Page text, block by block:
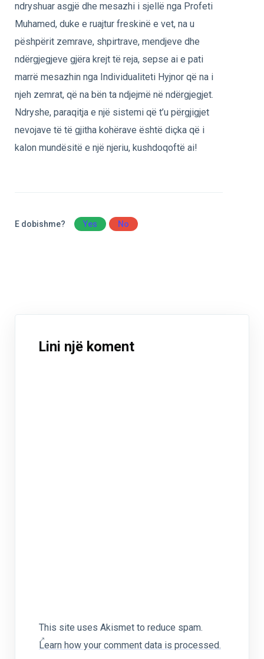
ndryshuar asgjë dhe mesazhi i sjellë nga Profeti
Muhamed, duke e ruajtur freskinë e vet, na u
pëshpërit zemrave, shpirtrave, mendjeve dhe
ndërgjegjeve gjëra krejt të reja, sepse ai e pati
marrë mesazhin nga Individualiteti Hyjnor që na i
njeh zemrat, që na bën ta ndjejmë në ndërgjegjet.
Ndryshe, paraqitja e një sistemi që t’u përgjigjet
nevojave të të gjitha kohërave është diçka që i
kalon mundësitë e një njeriu, kushdoqoftë ai!
E dobishme? Yes No
Lini një koment
This site uses Akismet to reduce spam.
Learn how your comment data is processed.